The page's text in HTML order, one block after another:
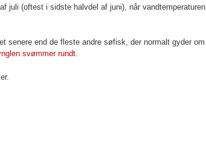
juli (oftest i sidste halvdel af juni), når vandtemperaturen
senere end de fleste andre søfisk, der normalt gyder om
svømmer rundt.